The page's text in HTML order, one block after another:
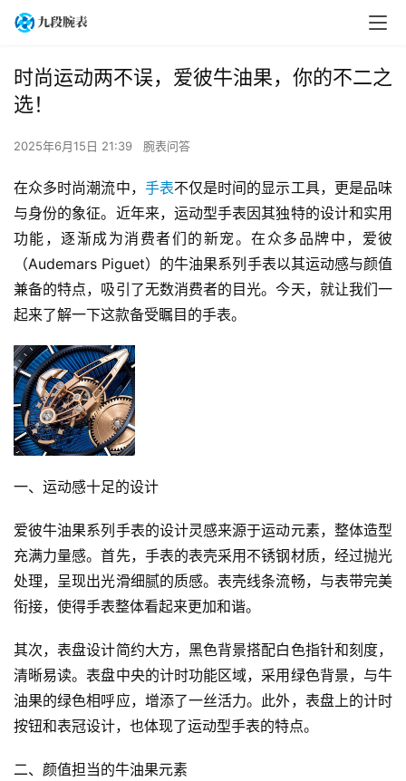
时尚运动两不误，爱彼牛油果，你的不二之
选！
2025年6月15日 21:39 腕表问答
在众多时尚潮流中， 手表不仅是时间的显示工具，更是品味
与身份的象征。近年来，运动型手表因其独特的设计和实用
功能，逐渐成为消费者们的新宠。在众多品牌中，爱彼
（Audemars Piguet）的牛油果系列手表以其运动感与颜值
兼备的特点，吸引了无数消费者的目光。今天，就让我们一
起来了解一下这款备受瞩目的手表。
一、运动感十足的设计
爱彼牛油果系列手表的设计灵感来源于运动元素，整体造型
充满力量感。首先，手表的表壳采用不锈钢材质，经过抛光
处理，呈现出光滑细腻的质感。表壳线条流畅，与表带完美
衔接，使得手表整体看起来更加和谐。
其次，表盘设计简约大方，黑色背景搭配白色指针和刻度，
清晰易读。表盘中央的计时功能区域，采用绿色背景，与牛
油果的绿色相呼应，增添了一丝活力。此外，表盘上的计时
按钮和表冠设计，也体现了运动型手表的特点。
二、颜值担当的牛油果元素